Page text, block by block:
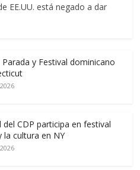
EE.UU. está negado a dar
Parada y Festival dominicano
del CDP participa en festival
la cultura en NY